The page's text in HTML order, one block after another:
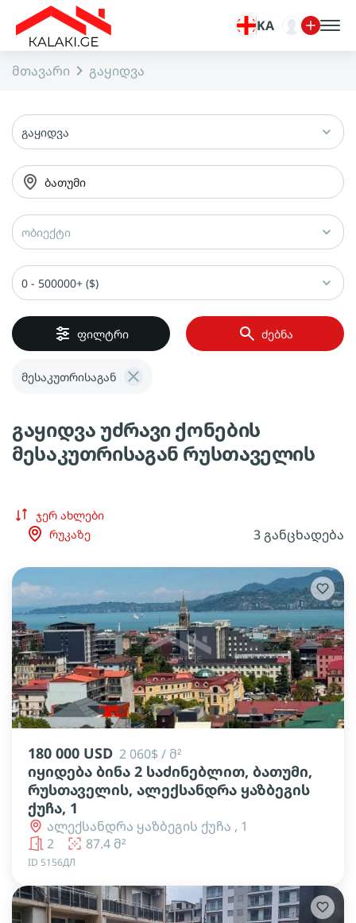
KA
მთავარი გაყიდვა
გაყიდვა
ბათუმი
ობიექტი
0 - 500000+ ($)
ფილტრი ძებნა
მესაკუთრისაგან
გაყიდვა უძრავი ქონების
მესაკუთრისაგან რუსთაველის
ჯერ ახლები
რუკაზე
3 განცხადება
lens lens lens lens lens lens lens lens lens
180 000 USD 2 060$ / მ²
იყიდება ბინა 2 საძინებლით, ბათუმი,
რუსთაველის, ალექსანდრა ყაზბეგის
ქუჩა, 1
ალექსანდრა ყაზბეგის ქუჩა , 1
2
87.4 მ²
ID 5156ДЛ